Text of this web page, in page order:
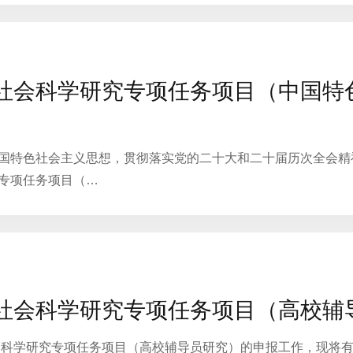
会科学研究专项任务项目（中国
特色社会主义思想，贯彻落实党的二十大和二十届历次全会
项任务项目（…
会科学研究专项任务项目（高校
学研究专项任务项目（高校辅导员研究）的申报工作，现将